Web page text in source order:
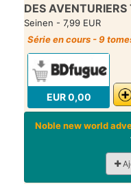
DES AVENTURIERS
Seinen - 7,99 EUR
Série en cours - 9
EUR 0,00
Noble new world